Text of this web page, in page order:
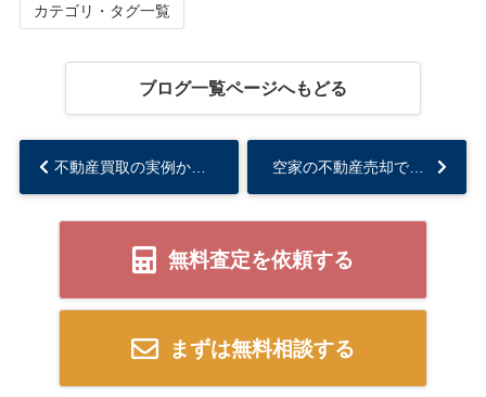
カテゴリ・タグ一覧
ブログ一覧ページへもどる
不動産買取の実例から見る、スムーズな現金化の魅力...
無料査定を依頼する
まずは無料相談する